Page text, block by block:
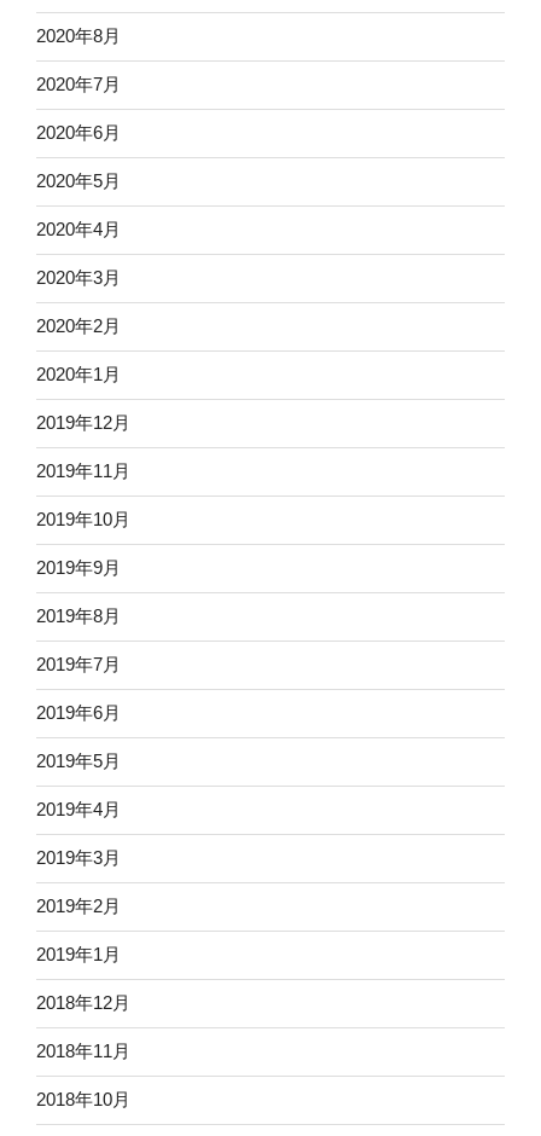
2020年8月
2020年7月
2020年6月
2020年5月
2020年4月
2020年3月
2020年2月
2020年1月
2019年12月
2019年11月
2019年10月
2019年9月
2019年8月
2019年7月
2019年6月
2019年5月
2019年4月
2019年3月
2019年2月
2019年1月
2018年12月
2018年11月
2018年10月